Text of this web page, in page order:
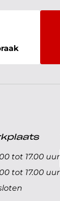
tot 17.00 uur
tot 17.00 uur